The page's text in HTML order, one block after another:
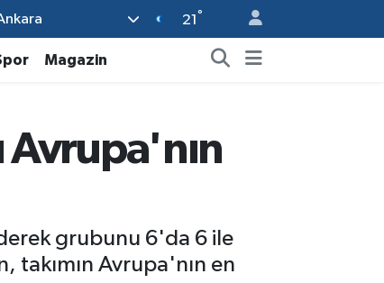
21 °
Magazin
Avrupa'nın
grubunu 6'da 6 ile
takımın Avrupa'nın en